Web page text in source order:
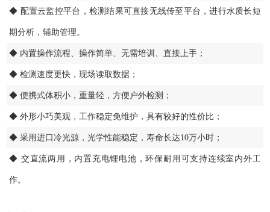
◆ 配置云监控平台，检测结果可直接无线传至平台，进行水质长短
期分析，辅助管理。
◆ 内置操作流程、操作简单、无需培训、直接上手；
◆ 检测速度更快，现场读取数据；
◆ 便携式体积小，重量轻，方便户外检测；
◆ 外形小巧美观，工作稳定免维护，具有较好的性价比；
◆ 采用进口冷光源，光学性能稳定，寿命长达10万小时；
◆ 交直流两用，内置充电锂电池，环保耐用可支持连续室内外工
作。